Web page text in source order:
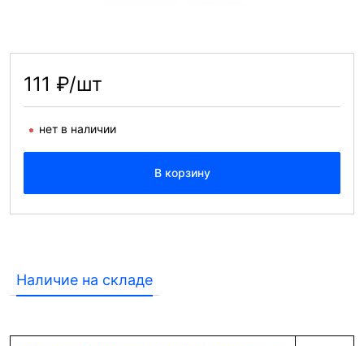
111 ₽/шт
нет в наличии
В корзину
Наличие на складе